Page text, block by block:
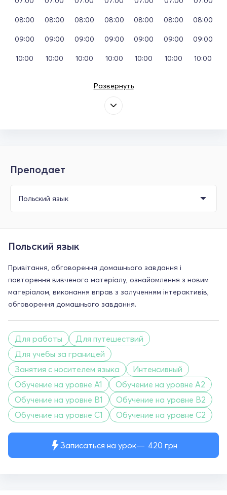
08:00
09:00
10:00
08:00
09:00
10:00
08:00
09:00
10:00
08:00
09:00
10:00
08:00
09:00
10:00
08:00
09:00
10:00
08:00
09:00
10:00
Развернуть
Преподает
Записаться на урок 420 грн
Польский язык
Привітання, обговорення домашнього завдання і
повторення вивченого матеріалу, ознайомлення з новим
матеріалом, виконання вправ з залученням інтерактивів,
обговорення домашнього завдання.
Для работы
Для путешествий
Для учебы за границей
Занятия с носителем языка
Интенсивный
Обучение на уровне A1
Обучение на уровне A2
Обучение на уровне B1
Обучение на уровне B2
Обучение на уровне C1
Обучение на уровне C2